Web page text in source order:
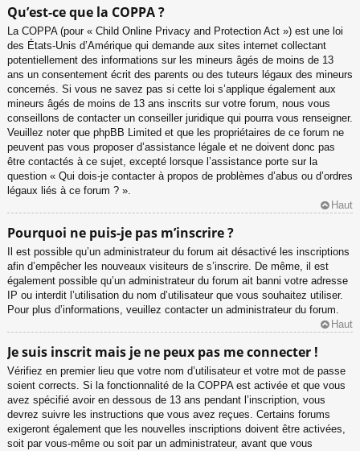
Qu’est-ce que la COPPA ?
La COPPA (pour « Child Online Privacy and Protection Act ») est une loi
des États-Unis d’Amérique qui demande aux sites internet collectant
potentiellement des informations sur les mineurs âgés de moins de 13
ans un consentement écrit des parents ou des tuteurs légaux des mineurs
concernés. Si vous ne savez pas si cette loi s’applique également aux
mineurs âgés de moins de 13 ans inscrits sur votre forum, nous vous
conseillons de contacter un conseiller juridique qui pourra vous renseigner.
Veuillez noter que phpBB Limited et que les propriétaires de ce forum ne
peuvent pas vous proposer d’assistance légale et ne doivent donc pas
être contactés à ce sujet, excepté lorsque l’assistance porte sur la
question « Qui dois-je contacter à propos de problèmes d’abus ou d’ordres
légaux liés à ce forum ? ».
Haut
Pourquoi ne puis-je pas m’inscrire ?
Il est possible qu’un administrateur du forum ait désactivé les inscriptions
afin d’empêcher les nouveaux visiteurs de s’inscrire. De même, il est
également possible qu’un administrateur du forum ait banni votre adresse
IP ou interdit l’utilisation du nom d’utilisateur que vous souhaitez utiliser.
Pour plus d’informations, veuillez contacter un administrateur du forum.
Haut
Je suis inscrit mais je ne peux pas me connecter !
Vérifiez en premier lieu que votre nom d’utilisateur et votre mot de passe
soient corrects. Si la fonctionnalité de la COPPA est activée et que vous
avez spécifié avoir en dessous de 13 ans pendant l’inscription, vous
devrez suivre les instructions que vous avez reçues. Certains forums
exigeront également que les nouvelles inscriptions doivent être activées,
soit par vous-même ou soit par un administrateur, avant que vous